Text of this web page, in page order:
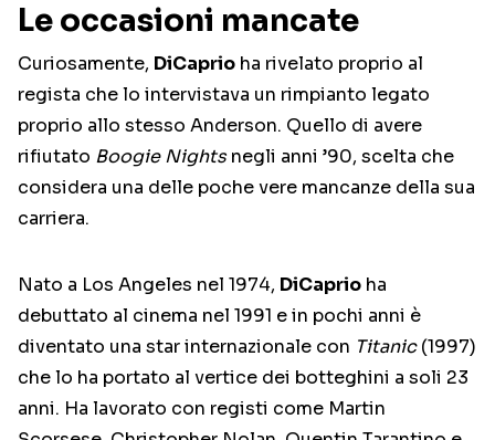
Le occasioni mancate
Curiosamente, DiCaprio ha rivelato proprio al
regista che lo intervistava un rimpianto legato
proprio allo stesso Anderson. Quello di avere
rifiutato Boogie Nightsnegli anni ’90, scelta che
considera una delle poche vere mancanze della sua
carriera.
Nato a Los Angeles nel 1974, DiCaprio ha
debuttato al cinema nel 1991 e in pochi anni è
diventato una star internazionale con Titanic(1997)
che lo ha portato al vertice dei botteghini a soli 23
anni. Ha lavorato con registi come Martin